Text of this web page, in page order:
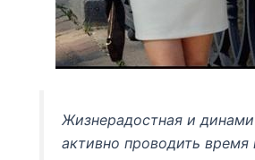
Жизнерадостная и
активно проводить время